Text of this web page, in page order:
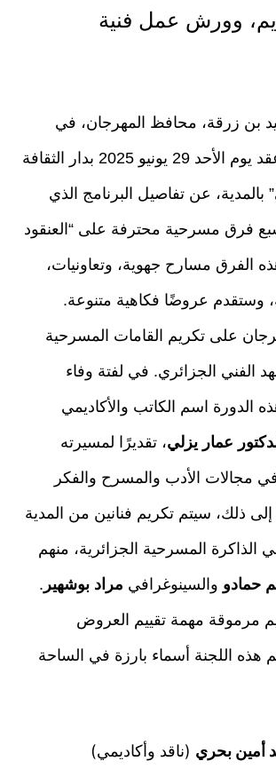
وورش عمل فنية
بن زرقة، محافظ المهرجان، في
مؤتمر صحفي عقد يوم الأحد 29 يونيو 2025 بدار الثقافة
عن تفاصيل البرنامج الذي
فرق مسرحية محترفة على “العنقود
الفرق مسارح جهوية، وتعاونيات،
وستقدم عروضًا فكاهية متنوعة.
على تكريم القامات المسرحية
الفني الجزائري. في لفتة وفاء
الدورة اسم الكاتب والأكاديمي
عمار يزلي، تقديرًا لمسيرته
في مجالات الأدب والمسرح والفكر
إلى ذلك، سيتم تكريم فنانين من المدية
الذاكرة المسرحية الجزائرية، منهم
حمادو والسينوغرافي مراد بوشهير .
مرموقة مهمة تقييم العروض
هذه اللجنة أسماء بارزة في الساحة
أمين بحري (ناقد وأكاديمي)